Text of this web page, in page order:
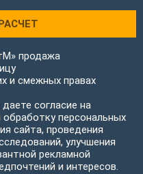
продажа
и смежных правах
согласие на
персональных
сайта, проведения
улучшения
рекламной
и интересов.